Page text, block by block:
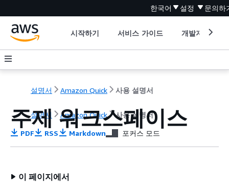
한국어 설정 문의하
시작하기 서비스 가이드 개발자 도구
설명서 Amazon Quick 사용 설명서
설명서 Amazon Quick 사용 설명서
주제 워크스페이스
PDF RSS Markdown 포커스 모드
이 페이지에서